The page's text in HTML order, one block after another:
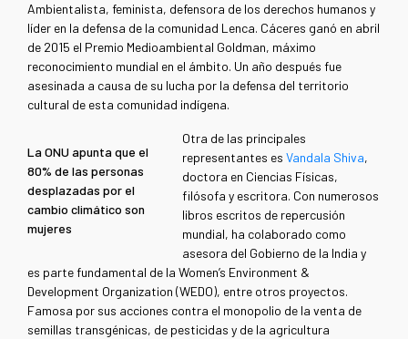
Ambientalista, feminista, defensora de los derechos humanos y
líder en la defensa de la comunidad Lenca. Cáceres ganó en abril
de 2015 el Premio Medioambiental Goldman, máximo
reconocimiento mundial en el ámbito. Un año después fue
asesinada a causa de su lucha por la defensa del territorio
cultural de esta comunidad indígena.
La ONU apunta que el
80% de las personas
desplazadas por el
cambio climático son
mujeres
Otra de las principales
representantes esVandala Shiva,
doctora en Ciencias Físicas,
filósofa y escritora. Con numerosos
libros escritos de repercusión
mundial, ha colaborado como
asesora del Gobierno de la India y
es parte fundamental de la Women’s Environment &
Development Organization (WEDO), entre otros proyectos.
Famosa por sus acciones contra el monopolio de la venta de
semillas transgénicas, de pesticidas y de la agricultura